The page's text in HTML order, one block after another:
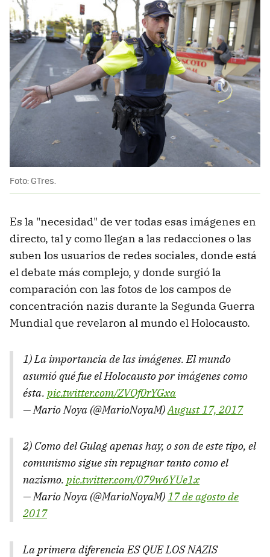
Foto: GTres.
Es la "necesidad" de ver todas esas imágenes en
directo, tal y como llegan a las redacciones o las
suben los usuarios de redes sociales, donde está
el debate más complejo, y donde surgió la
comparación con las fotos de los campos de
concentración nazis durante la Segunda Guerra
Mundial que revelaron al mundo el Holocausto.
1) La importancia de las imágenes. El mundo
asumió qué fue el Holocausto por imágenes como
ésta. pic.twitter.com/ZVOf0rYGxa
— Mario Noya (@MarioNoyaM)August 17, 2017
2) Como del Gulag apenas hay, o son de este tipo, el
comunismo sigue sin repugnar tanto como el
nazismo. pic.twitter.com/079w6YUe1x
— Mario Noya (@MarioNoyaM)17 de agosto de
2017
La primera diferencia ES QUE LOS NAZIS